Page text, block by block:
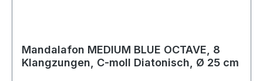
Mandalafon MEDIUM BLUE OCTAVE, 8
Klangzungen, C-moll Diatonisch, Ø 25 cm